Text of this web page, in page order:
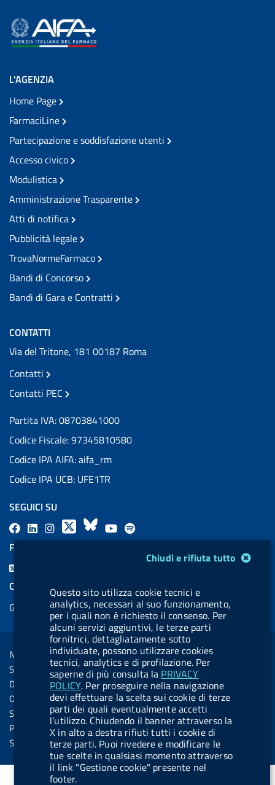
Chiudi e rifiuta tutto
Questo sito utilizza cookie tecnici e
analytics, necessari al suo funzionamento,
per i quali non è richiesto il consenso. Per
alcuni servizi aggiuntivi, le terze parti
fornitrici, dettagliatamente sotto
individuate, possono utilizzare cookies
tecnici, analytics e di profilazione. Per
saperne di più consulta la PRIVACY
POLICY. Per proseguire nella navigazione
devi effettuare la scelta sui cookie di terze
parti dei quali eventualmente accetti
l’utilizzo. Chiudendo il banner attraverso la
X in alto a destra rifiuti tutti i cookie di
terze parti. Puoi rivedere e modificare le
tue scelte in qualsiasi momento attraverso
il link "Gestione cookie" presente nel
footer.
L'AGENZIA
Home Page
FarmaciLine
Partecipazione e soddisfazione utenti
Accesso civico
Modulistica
Amministrazione Trasparente
Atti di notifica
Pubblicità legale
TrovaNormeFarmaco
Bandi di Concorso
Bandi di Gara e Contratti
CONTATTI
Via del Tritone, 181 00187 Roma
Contatti
Contatti PEC
Partita IVA: 08703841000
Codice Fiscale: 97345810580
Codice IPA AIFA: aifa_rm
Codice IPA UCB: UFE1TR
SEGUICI SU
F
a
L
i
a
l
.
b
u
t
t
o
n
.
i
n
s
X
B
l
s
k
y
Y
o
u
b
e
l
a
l
.
b
u
t
t
o
n
.
s
p
o
FEED RSS
COOKIES
Gestione cookie
Sezione Link Utili
Note legali
Social Media Policy
Dichiarazione di accessibilità
Obiettivi di accessibilità
Statistiche sito
Privacy
Servizi Online